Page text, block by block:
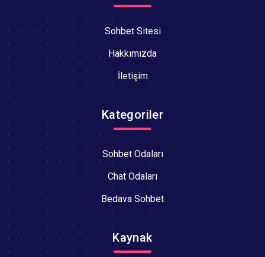
Sohbet Sitesi
Hakkımızda
İletişim
Kategoriler
Sohbet Odaları
Chat Odaları
Bedava Sohbet
Kaynak